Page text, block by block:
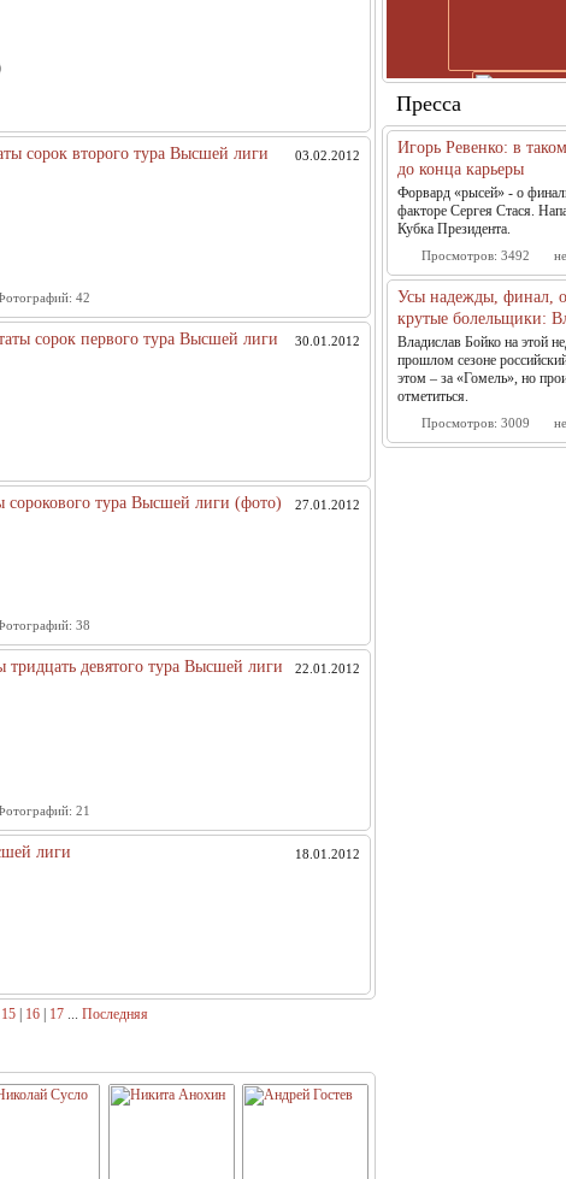
03.02.2012
сорок второго тура Высшей лиги
42
30.01.2012
сорок первого тура Высшей лиги
27.01.2012
тура Высшей лиги (фото)
38
22.01.2012
тридцать девятого тура Высшей лиги
21
18.01.2012
лиги
15| 16| 17... Последняя
Пресса
Игорь Ревенко: в
до конца карьеры
Форвард «рысей» - о
факторе Сергея Стася.
Кубка Президента.
Просмотров:3492
Усы надежды, финал,
крутые болельщики:
Владислав Бойко на этой
прошлом сезоне
этом – за «Гомель», но
отметиться.
Просмотров:3009